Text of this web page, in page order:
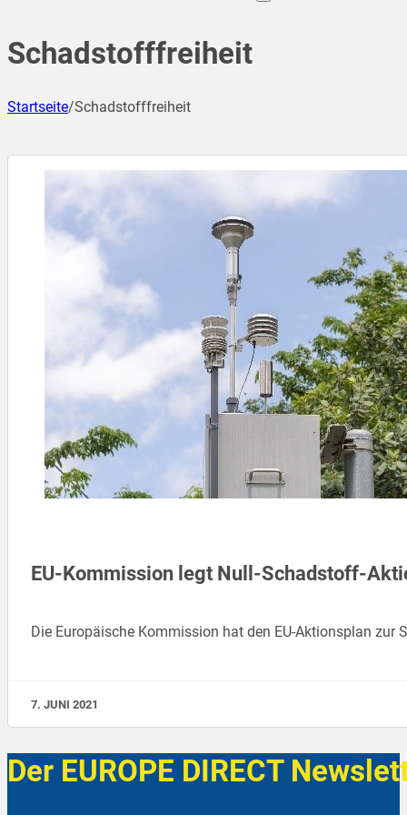
Schadstofffreiheit
Startseite/Schadstofffreiheit
EU-Kommission legt Null-Schadstoff-
Die Europäische Kommission hat den EU-Aktionsplan
7. JUNI 2021
Der EUROPE DIRECT